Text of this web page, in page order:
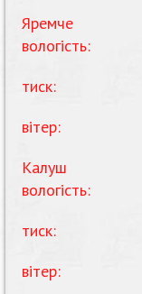
Яремче
вологість:
тиск:
вітер:
Калуш
вологість:
тиск:
вітер: